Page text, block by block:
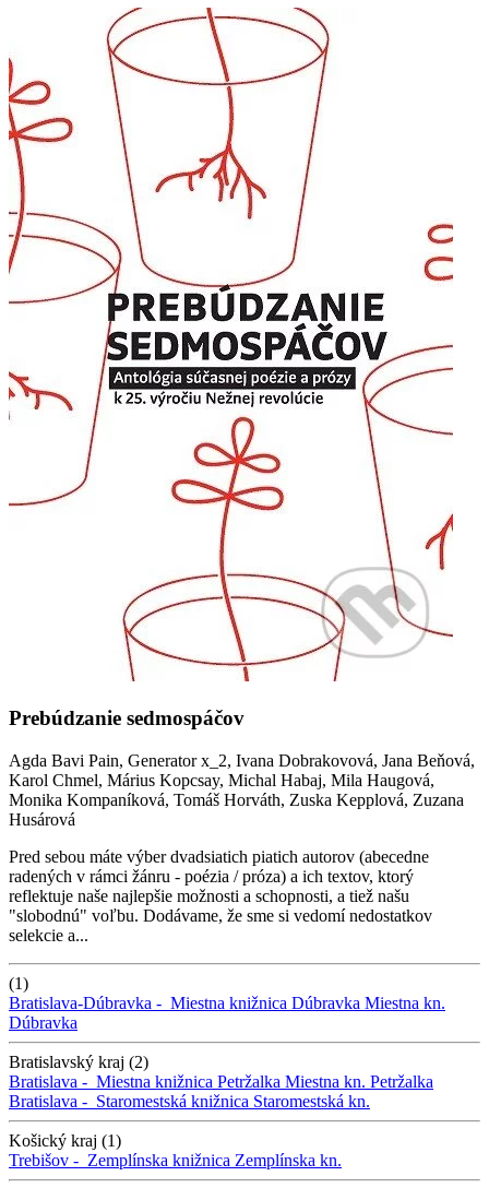
Prebúdzanie sedmospáčov
Agda Bavi Pain, Generator x_2, Ivana Dobrakovová, Jana Beňová,
Karol Chmel, Márius Kopcsay, Michal Habaj, Mila Haugová,
Monika Kompaníková, Tomáš Horváth, Zuska Kepplová, Zuzana
Husárová
Pred sebou máte výber dvadsiatich piatich autorov (abecedne
radených v rámci žánru - poézia / próza) a ich textov, ktorý
reflektuje naše najlepšie možnosti a schopnosti, a tiež našu
"slobodnú" voľbu. Dodávame, že sme si vedomí nedostatkov
selekcie a...
(1)
Bratislava-Dúbravka - Miestna knižnica Dúbravka Miestna kn.
Dúbravka
Bratislavský kraj (2)
Bratislava - Miestna knižnica Petržalka Miestna kn. Petržalka
Bratislava - Staromestská knižnica Staromestská kn.
Košický kraj (1)
Trebišov - Zemplínska knižnica Zemplínska kn.